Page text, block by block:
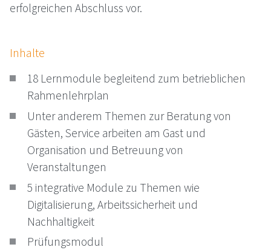
erfolgreichen Abschluss vor.
Inhalte
18 Lernmodule begleitend zum betrieblichen
Rahmenlehrplan
Unter anderem Themen zur Beratung von
Gästen, Service arbeiten am Gast und
Organisation und Betreuung von
Veranstaltungen
5 integrative Module zu Themen wie
Digitalisierung, Arbeitssicherheit und
Nachhaltigkeit
Prüfungsmodul